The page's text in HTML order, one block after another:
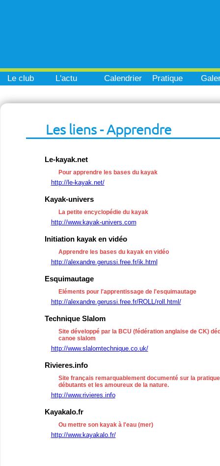
Le club L'actu Calendrier Pratique
Les liens - Apprendre
Le-kayak.net
Pour apprendre les bases du kayak
http://le-kayak.net/
Kayak-univers
La petite encyclopédie du kayak
http://www.kayak-univers.com
Initiation kayak en vidéo
Apprendre les bases du kayak en vidéo
http://alexandre.gerussi.free.fr/ik.html
Esquimautage
Eléments pour l'apprentissage de l'esquimautage
http://alexandre.gerussi.free.fr/ROLL/roll.html/
Technique Slalom
Site développé par la BCU (fédération anglaise de CK)
canoe slalom
http://www.slalomtechnique.co.uk/
Rivieres.info
Site français remarquablement documenté sur la
débutants et les amoureux de la nature.
http://www.rivieres.info
Kayakalo.fr
Ou mettre son kayak à l'eau (mer)
http://www.kayakalo.fr/